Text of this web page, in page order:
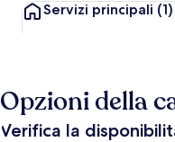
Servizi principali (1)
Opzioni della
Verifica la